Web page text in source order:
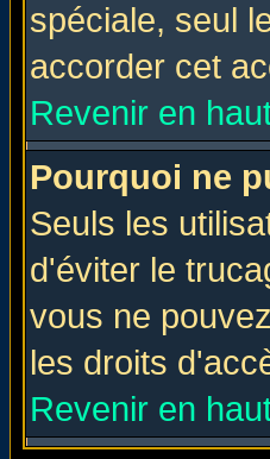
spéciale, seul
accorder cet
Revenir en
Pourquoi ne
Seuls les
d'éviter le
vous ne
les droits
Revenir en